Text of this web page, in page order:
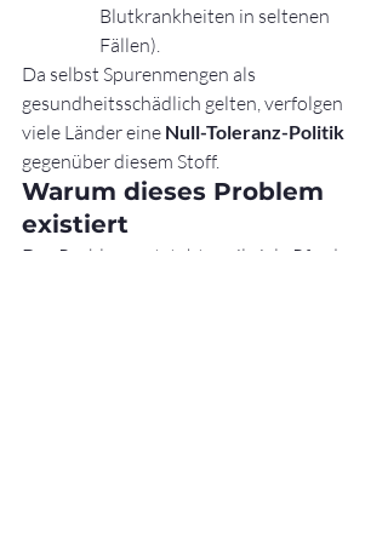
Blutkrankheiten in seltenen
Fällen).
Da selbst Spurenmengen als
gesundheitsschädlich gelten, verfolgen
viele Länder eine Null-Toleranz-Politik
gegenüber diesem Stoff.
Warum dieses Problem
existiert
Das Problem entsteht, weil viele Pferde: